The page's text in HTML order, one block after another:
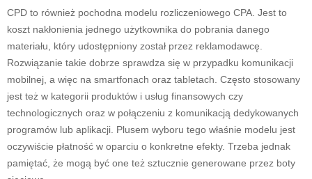
CPD to również pochodna modelu rozliczeniowego CPA. Jest to
koszt nakłonienia jednego użytkownika do pobrania danego
materiału, który udostępniony został przez reklamodawcę.
Rozwiązanie takie dobrze sprawdza się w przypadku komunikacji
mobilnej, a więc na smartfonach oraz tabletach. Często stosowany
jest też w kategorii produktów i usług finansowych czy
technologicznych oraz w połączeniu z komunikacją dedykowanych
programów lub aplikacji. Plusem wyboru tego właśnie modelu jest
oczywiście płatność w oparciu o konkretne efekty. Trzeba jednak
pamiętać, że mogą być one też sztucznie generowane przez boty